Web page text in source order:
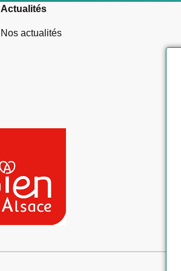
Actualités
Nos actualités